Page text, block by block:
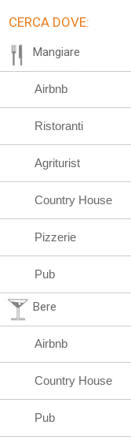
CERCA DOVE:
Mangiare
Airbnb
Ristoranti
Agriturist
Country House
Pizzerie
Pub
Bere
Airbnb
Country House
Pub